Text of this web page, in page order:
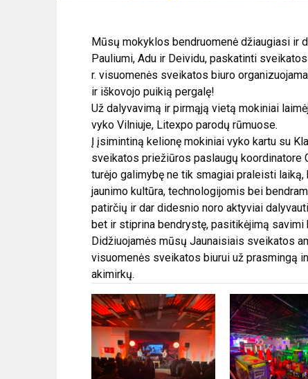
Mūsų mokyklos bendruomenė džiaugiasi ir
Pauliumi, Adu ir Deividu, paskatinti
r. visuomenės sveikatos biuro
ir iškovojo puikią pergalę!
Už dalyvavimą ir pirmąją vietą mokiniai
vyko Vilniuje, Litexpo parodų rūmuose.
Į įsimintiną kelionę mokiniai vyko kartu su
sveikatos priežiūros paslaugų koordinatore
turėjo galimybę ne tik smagiai praleisti
jaunimo kultūra, technologijomis bei
patirčių ir dar didesnio noro aktyviai
bet ir stiprina bendrystę, pasitikėjimą
Didžiuojamės mūsų Jaunaisiais sveikatos
visuomenės sveikatos biurui už prasmingą
akimirkų.